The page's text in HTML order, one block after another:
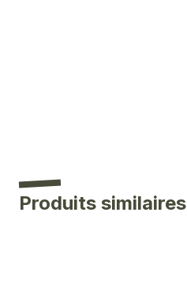
Produits similaires